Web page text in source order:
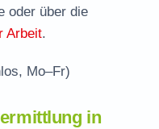
Jobcenter
oder über die
Arbeit.
Mo–Fr)
in